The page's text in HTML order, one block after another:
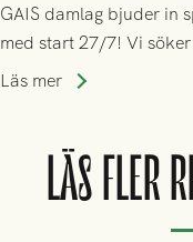
GAIS damlag bjuder in
med start 27/7! Vi
division 3-nivå.
Läs mer
LÄS FLER